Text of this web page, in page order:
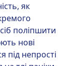
як
поліпшити
нові
під непрості